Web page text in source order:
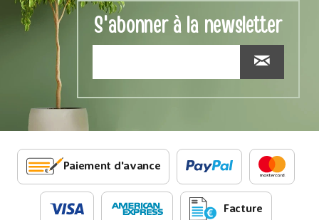
S'abonner à la newsletter
Paiement d'avance
Facture